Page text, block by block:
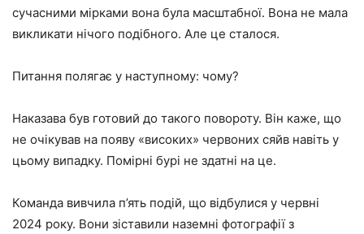
сучасними мірками вона була масштабної. Вона не мала
викликати нічого подібного. Але це сталося.
Питання полягає у наступному: чому?
Наказава був готовий до такого повороту. Він каже, що
не очікував на появу «високих» червоних сяйв навіть у
цьому випадку. Помірні бурі не здатні на це.
Команда вивчила п’ять подій, що відбулися у червні
2024 року. Вони зіставили наземні фотографії з